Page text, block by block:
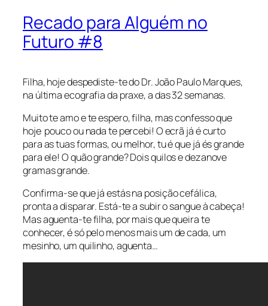
Recado para Alguém no
Futuro #8
Filha, hoje despediste-te do Dr. João Paulo Marques,
na última ecografia da praxe, a das 32 semanas.
Muito te amo e te espero, filha, mas confesso que
hoje pouco ou nada te percebi! O ecrã já é curto
para as tuas formas, ou melhor, tu é que já és grande
para ele! O quão grande? Dois quilos e dezanove
gramas grande.
Confirma-se que já estás na posição cefálica,
pronta a disparar. Está-te a subir o sangue à cabeça!
Mas aguenta-te filha, por mais que queira te
conhecer, é só pelo menos mais um de cada, um
mesinho, um quilinho, aguenta…